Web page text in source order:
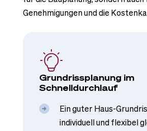
Genehmigungen und die
Grundrissplanung im
Schnelldurchlauf
Ein guter Haus-
individuell und flexibel